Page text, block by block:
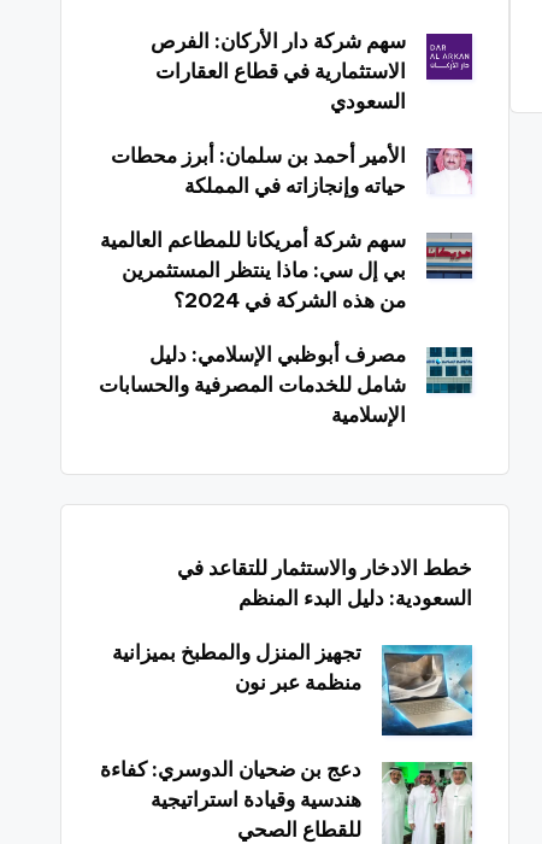
سهم شركة دار الأركان: الفرص
الاستثمارية في قطاع العقارات
السعودي
الأمير أحمد بن سلمان: أبرز محطات
حياته وإنجازاته في المملكة
سهم شركة أمريكانا للمطاعم العالمية
بي إل سي: ماذا ينتظر المستثمرين
من هذه الشركة في 2024؟
مصرف أبوظبي الإسلامي: دليل
شامل للخدمات المصرفية والحسابات
الإسلامية
خطط الادخار والاستثمار للتقاعد في
السعودية: دليل البدء المنظم
تجهيز المنزل والمطبخ بميزانية
منظمة عبر نون
دعج بن ضحيان الدوسري: كفاءة
هندسية وقيادة استراتيجية
للقطاع الصحي